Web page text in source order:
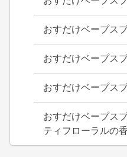
おすだけベープス
おすだけベープス
おすだけベープス
おすだけベープス
ティフローラルの